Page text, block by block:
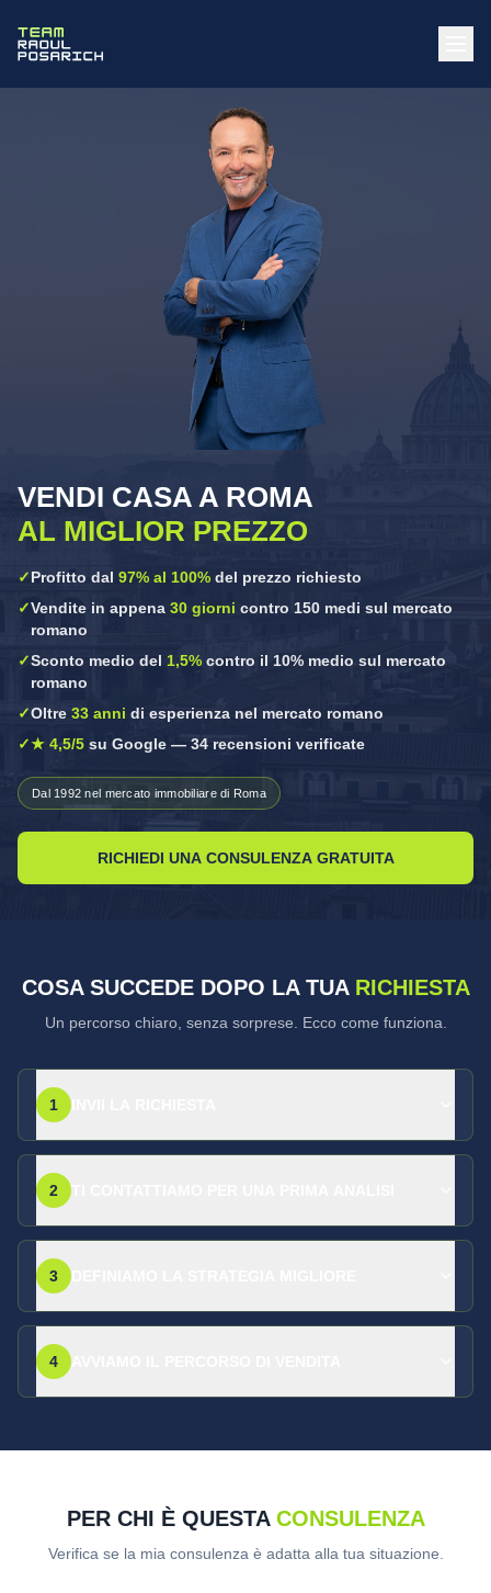
VENDI CASA A ROMA
AL MIGLIOR PREZZO
✓Profitto dal 97% al 100% del prezzo richiesto
✓Vendite in appena 30 giorni contro 150 medi sul mercato
romano
✓Sconto medio del 1,5% contro il 10% medio sul mercato
romano
✓Oltre 33 anni di esperienza nel mercato romano
✓★ 4,5/5 su Google — 34 recensioni verificate
Dal 1992 nel mercato immobiliare di Roma
RICHIEDI UNA CONSULENZA GRATUITA
COSA SUCCEDE DOPO LA TUA RICHIESTA
Un percorso chiaro, senza sorprese. Ecco come funziona.
1
2
3
4
PER CHI È QUESTA CONSULENZA
Verifica se la mia consulenza è adatta alla tua situazione.